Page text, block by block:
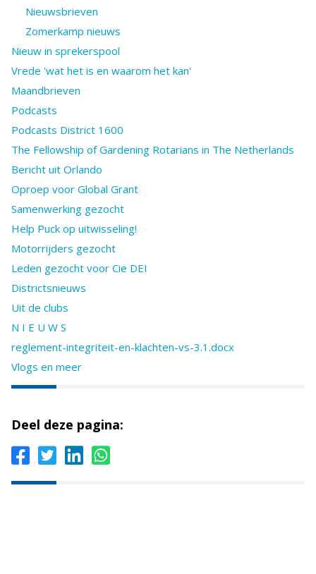
Nieuwsbrieven
Zomerkamp nieuws
Nieuw in sprekerspool
Vrede 'wat het is en waarom het kan'
Maandbrieven
Podcasts
Podcasts District 1600
The Fellowship of Gardening Rotarians in The Netherlands
Bericht uit Orlando
Oproep voor Global Grant
Samenwerking gezocht
Help Puck op uitwisseling!
Motorrijders gezocht
Leden gezocht voor Cie DEI
Districtsnieuws
Uit de clubs
N I E U W S
reglement-integriteit-en-klachten-vs-3.1.docx
Vlogs en meer
Deel deze pagina: